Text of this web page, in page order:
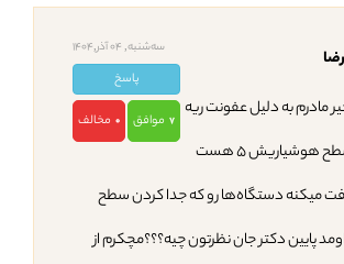
ﺳﻪشنبه, 04 آذر,1404
پاسخ
7 موافق 0 مخالف
مادرم به دلیل عفونت ریه
رفتن تو کما سطح هوشیاریش ۵ هست
میکنه دستگاه‌ها رو که جدا کردن سطح
پایین دکتر جان نظرتون چیه؟؟؟مچکرم از